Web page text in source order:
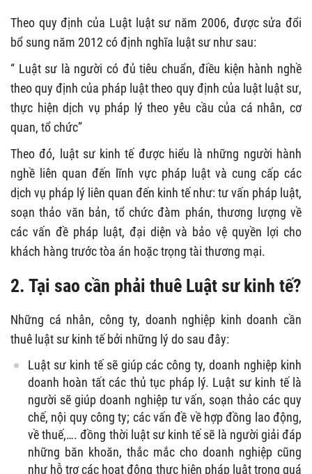
Theo quy định của Luật luật sư năm 2006, được sửa đổi
bổ sung năm 2012 có định nghĩa luật sư như sau:
“ Luật sư là người có đủ tiêu chuẩn, điều kiện hành nghề
theo quy định của pháp luật theo quy định của luật luật sư,
thực hiện dịch vụ pháp lý theo yêu cầu của cá nhân, cơ
quan, tổ chức”
Theo đó, luật sư kinh tế được hiểu là những người hành
nghề liên quan đến lĩnh vực pháp luật và cung cấp các
dịch vụ pháp lý liên quan đến kinh tế như: tư vấn pháp luật,
soạn thảo văn bản, tổ chức đàm phán, thương lượng về
các vấn đề pháp luật, đại diện và bảo vệ quyền lợi cho
khách hàng trước tòa án hoặc trọng tài thương mại.
2. Tại sao cần phải thuê Luật sư kinh tế?
Những cá nhân, công ty, doanh nghiệp kinh doanh cần
thuê luật sư kinh tế bởi những lý do sau đây:
Luật sư kinh tế sẽ giúp các công ty, doanh nghiệp kinh
doanh hoàn tất các thủ tục pháp lý. Luật sư kinh tế là
người sẽ giúp doanh nghiệp tư vấn, soạn thảo các quy
chế, nội quy công ty; các vấn đề về hợp đồng lao động,
về thuế,…. đồng thời luật sư kinh tế sẽ là người giải đáp
những băn khoăn, thắc mắc cho doanh nghiệp cũng
như hỗ trợ các hoạt động thực hiện pháp luật trong quá